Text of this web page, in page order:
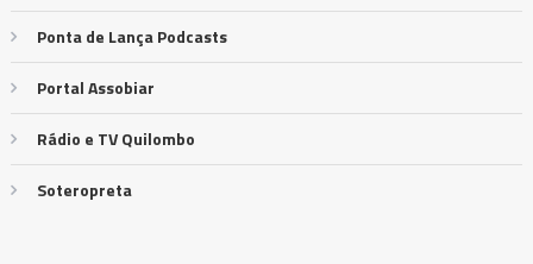
Ponta de Lança Podcasts
Portal Assobiar
Rádio e TV Quilombo
Soteropreta